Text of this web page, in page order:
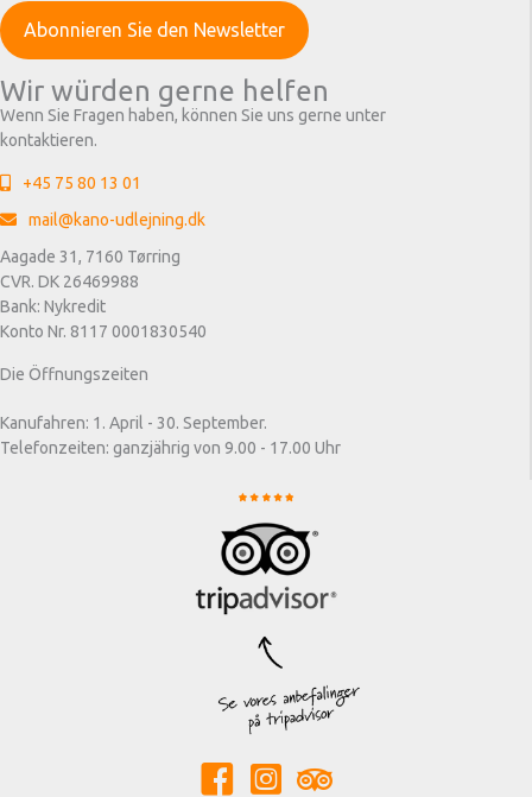
Wir würden gerne helfen
Wenn Sie Fragen haben, können Sie uns gerne unter
kontaktieren.
+45 75 80 13 01
mail@kano-udlejning.dk
Aagade 31, 7160 Tørring
CVR. DK 26469988
Bank: Nykredit
Konto Nr. 8117 0001830540
Die Öffnungszeiten
Kanufahren: 1. April - 30. September.
Telefonzeiten: ganzjährig von 9.00 - 17.00 Uhr